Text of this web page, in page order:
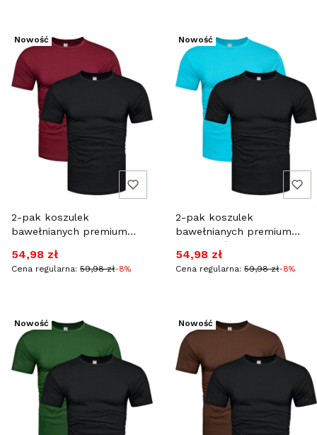
Nowość
2-pak koszulek
bawełnianych premium
Cena promocyjna
54,98 zł
Cena regularna: 59,98 zł-8%
Nowość
2-pak koszulek
bawełnianych premium
czarny i błękitny Recea
Cena promocyjna
54,98 zł
Cena regularna: 59,98 zł-8%
Nowość Nowość